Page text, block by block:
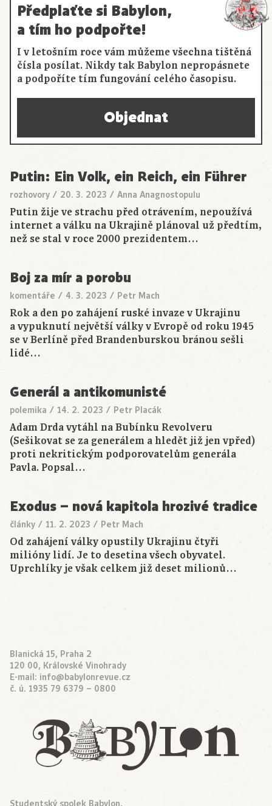
Předplaťte si Babylon,
a tím ho podpořte!
I v letošním roce vám můžeme všechna tištěná
čísla posílat. Nikdy tak Babylon nepropásnete
a podpoříte tím fungování celého časopisu.
Objednat
Putin: Ein Volk, ein Reich, ein Führer
rozhovory / 20. 3. 2023 / Anna Anagnostopulu
Putin žije ve strachu před otrávením, nepoužívá
internet a válku na Ukrajině plánoval už předtím,
než se stal v roce 2000 prezidentem…
Boj za mír a porobu
komentáře / 4. 3. 2023 / Petr Mach
Rok a den po zahájení ruské invaze v Ukrajinu
a vypuknutí největší války v Evropě od roku 1945
se v Berlíně před Brandenburskou bránou sešli
lidé…
Generál a antikomunisté
polemika / 14. 2. 2023 / Petr Placák
Adam Drda vytáhl na Bubínku Revolveru
(Sešikovat se za generálem a hledět již jen vpřed)
proti nekritickým podporovatelům generála
Pavla. Popsal…
Exodus – nová kapitola hrozivé tradice
články / 11. 2. 2023 / Petr Mach
Od zahájení války opustily Ukrajinu čtyři
milióny lidí. Je to desetina všech obyvatel.
Uprchlíky je však celkem již deset milionů…
Blanická 15, Praha 2
120 00, Královské Vinohrady
E-mail: info@babylonrevue.cz
č. ú. 1935 79 6379 – 0800